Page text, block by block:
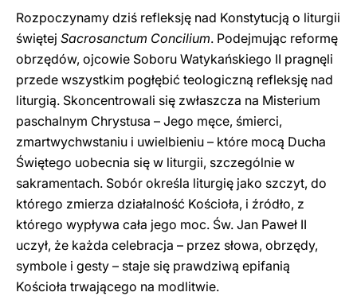
Rozpoczynamy dziś refleksję nad Konstytucją o liturgii
świętej Sacrosanctum Concilium. Podejmując reformę
obrzędów, ojcowie Soboru Watykańskiego II pragnęli
przede wszystkim pogłębić teologiczną refleksję nad
liturgią. Skoncentrowali się zwłaszcza na Misterium
paschalnym Chrystusa – Jego męce, śmierci,
zmartwychwstaniu i uwielbieniu – które mocą Ducha
Świętego uobecnia się w liturgii, szczególnie w
sakramentach. Sobór określa liturgię jako szczyt, do
którego zmierza działalność Kościoła, i źródło, z
którego wypływa cała jego moc. Św. Jan Paweł II
uczył, że każda celebracja – przez słowa, obrzędy,
symbole i gesty – staje się prawdziwą epifanią
Kościoła trwającego na modlitwie.